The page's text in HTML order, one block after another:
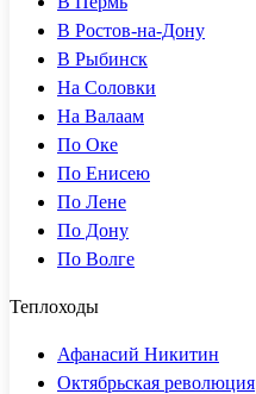
В Ростов-на-Дону
В Рыбинск
На Соловки
На Валаам
По Оке
По Енисею
По Лене
По Дону
По Волге
Теплоходы
Афанасий Никитин
Октябрьская революция